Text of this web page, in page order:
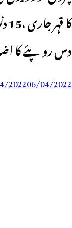
دس روپئے کا
202206/04/2022